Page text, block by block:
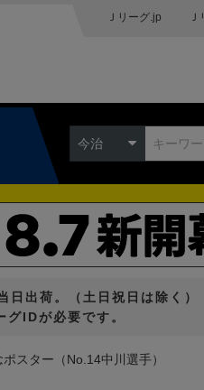
Ｊリーグ.jp
今治
出荷。（土日祝日は除く）
グIDが必要です。
スター（No.14中川選手）